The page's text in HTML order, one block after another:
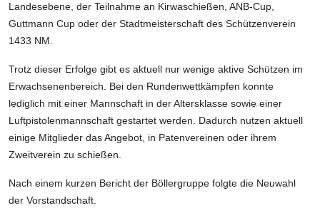
Landesebene, der Teilnahme an Kirwaschießen, ANB-Cup,
Guttmann Cup oder der Stadtmeisterschaft des Schützenverein
1433 NM.
Trotz dieser Erfolge gibt es aktuell nur wenige aktive Schützen im
Erwachsenenbereich. Bei den Rundenwettkämpfen konnte
lediglich mit einer Mannschaft in der Altersklasse sowie einer
Luftpistolenmannschaft gestartet werden. Dadurch nutzen aktuell
einige Mitglieder das Angebot, in Patenvereinen oder ihrem
Zweitverein zu schießen.
Nach einem kurzen Bericht der Böllergruppe folgte die Neuwahl
der Vorstandschaft.